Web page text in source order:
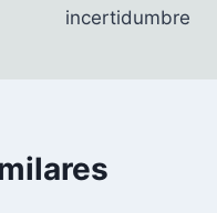
incertidumbre